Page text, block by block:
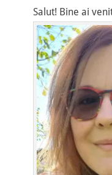
Salut! Bine ai